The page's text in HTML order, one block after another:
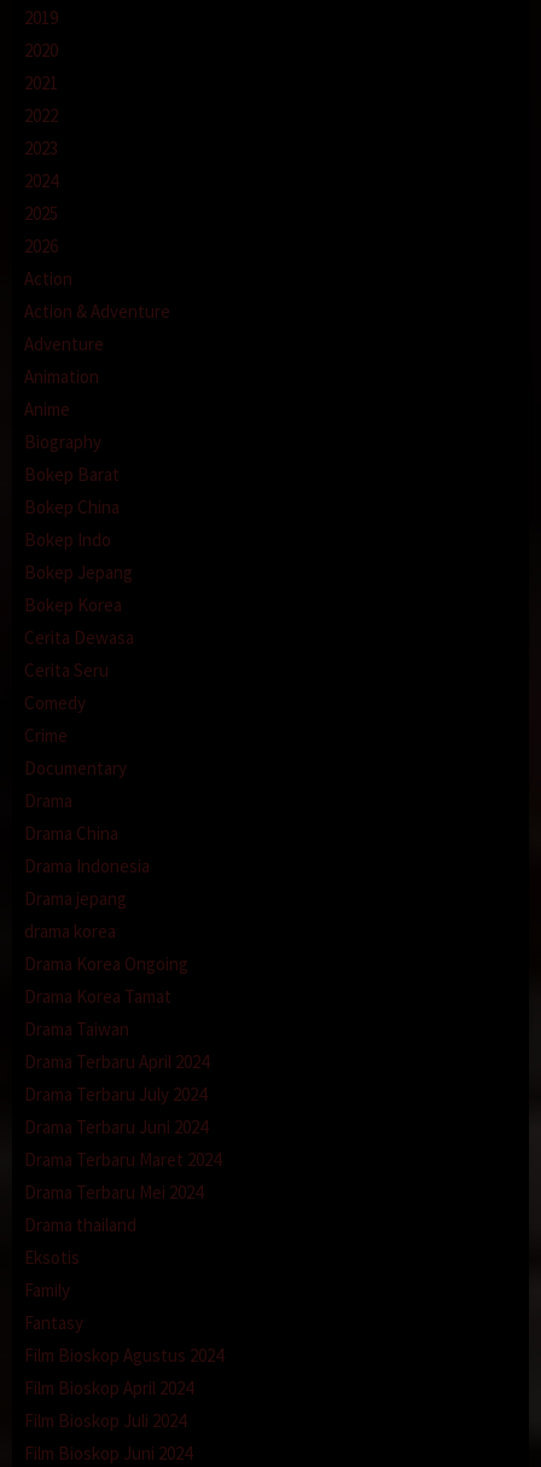
2019
2020
2021
2022
2023
2024
2025
2026
Action
Action & Adventure
Adventure
Animation
Anime
Biography
Bokep Barat
Bokep China
Bokep Indo
Bokep Jepang
Bokep Korea
Cerita Dewasa
Cerita Seru
Comedy
Crime
Documentary
Drama
Drama China
Drama Indonesia
Drama jepang
drama korea
Drama Korea Ongoing
Drama Korea Tamat
Drama Taiwan
Drama Terbaru April 2024
Drama Terbaru July 2024
Drama Terbaru Juni 2024
Drama Terbaru Maret 2024
Drama Terbaru Mei 2024
Drama thailand
Eksotis
Family
Fantasy
Film Bioskop Agustus 2024
Film Bioskop April 2024
Film Bioskop Juli 2024
Film Bioskop Juni 2024